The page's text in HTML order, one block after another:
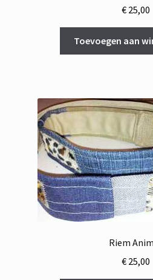
€25,00
Toevoegen aan
Riem
€25,00